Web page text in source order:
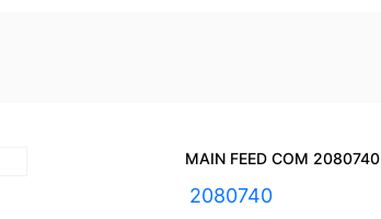
MAIN FEED COM 2080740
2080740